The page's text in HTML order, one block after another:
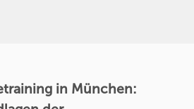
in München: